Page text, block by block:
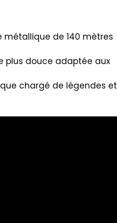
de 140 mètres
plus douce adaptée aux
chargé de légendes et